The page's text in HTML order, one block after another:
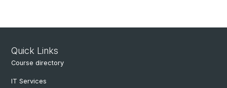
Quick Links
Course directory
IT Services